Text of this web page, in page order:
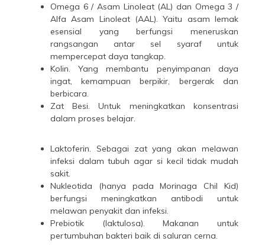
Omega 6 / Asam Linoleat (AL) dan Omega 3 /
Alfa Asam Linoleat (AAL). Yaitu asam lemak
esensial yang berfungsi meneruskan
rangsangan antar sel syaraf untuk
mempercepat daya tangkap.
Kolin. Yang membantu penyimpanan daya
ingat, kemampuan berpikir, bergerak dan
berbicara.
Zat Besi. Untuk meningkatkan konsentrasi
dalam proses belajar.
Laktoferin. Sebagai zat yang akan melawan
infeksi dalam tubuh agar si kecil tidak mudah
sakit.
Nukleotida (hanya pada Morinaga Chil Kid)
berfungsi meningkatkan antibodi untuk
melawan penyakit dan infeksi.
Prebiotik (laktulosa). Makanan untuk
pertumbuhan bakteri baik di saluran cerna.